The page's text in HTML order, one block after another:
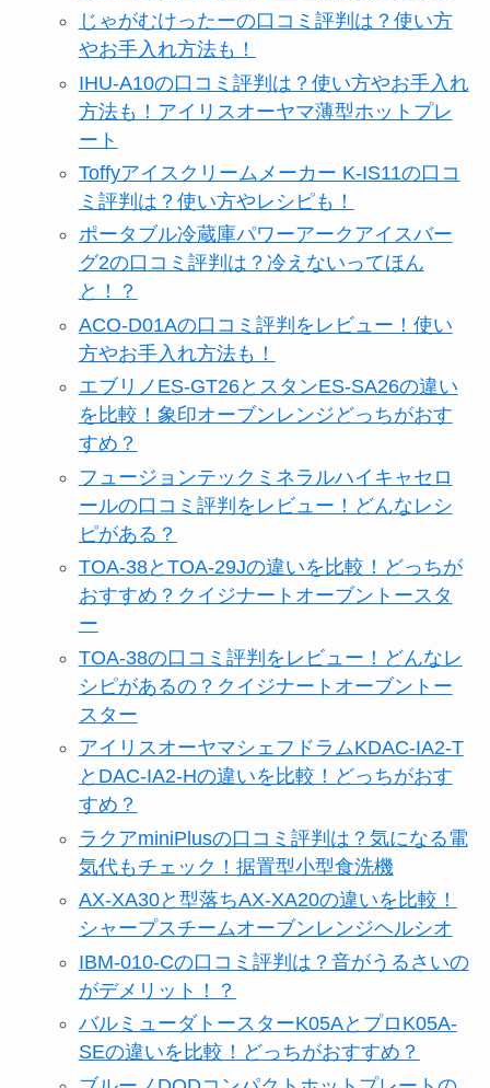
じゃがむけったーの口コミ評判は？使い方
やお手入れ方法も！
IHU-A10の口コミ評判は？使い方やお手入れ
方法も！アイリスオーヤマ薄型ホットプレ
ート
Toffyアイスクリームメーカー K-IS11の口コ
ミ評判は？使い方やレシピも！
ポータブル冷蔵庫パワーアークアイスバー
グ2の口コミ評判は？冷えないってほん
と！？
ACO-D01Aの口コミ評判をレビュー！使い
方やお手入れ方法も！
エブリノES-GT26とスタンES-SA26の違い
を比較！象印オーブンレンジどっちがおす
すめ？
フュージョンテックミネラルハイキャセロ
ールの口コミ評判をレビュー！どんなレシ
ピがある？
TOA-38とTOA-29Jの違いを比較！どっちが
おすすめ？クイジナートオーブントースタ
ー
TOA-38の口コミ評判をレビュー！どんなレ
シピがあるの？クイジナートオーブントー
スター
アイリスオーヤマシェフドラムKDAC-IA2-T
とDAC-IA2-Hの違いを比較！どっちがおす
すめ？
ラクアminiPlusの口コミ評判は？気になる電
気代もチェック！据置型小型食洗機
AX-XA30と型落ちAX-XA20の違いを比較！
シャープスチームオーブンレンジヘルシオ
IBM-010-Cの口コミ評判は？音がうるさいの
がデメリット！？
バルミューダトースターK05AとプロK05A-
SEの違いを比較！どっちがおすすめ？